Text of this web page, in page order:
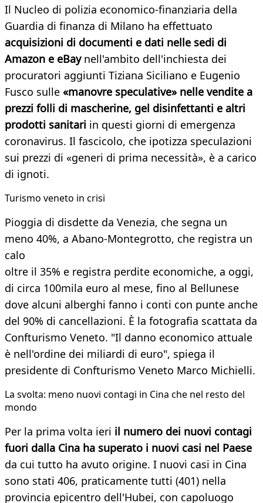
Il Nucleo di polizia economico-finanziaria della
Guardia di finanza di Milano ha effettuato
acquisizioni di documenti e dati nelle sedi di
Amazon e eBay nell'ambito dell'inchiesta dei
procuratori aggiunti Tiziana Siciliano e Eugenio
Fusco sulle «manovre speculative» nelle vendite a
prezzi folli di mascherine, gel disinfettanti e altri
prodotti sanitari in questi giorni di emergenza
coronavirus. Il fascicolo, che ipotizza speculazioni
sui prezzi di «generi di prima necessità», è a carico
di ignoti.
Turismo veneto in crisi
Pioggia di disdette da Venezia, che segna un
meno 40%, a Abano-Montegrotto, che registra un
calo
oltre il 35% e registra perdite economiche, a oggi,
di circa 100mila euro al mese, fino al Bellunese
dove alcuni alberghi fanno i conti con punte anche
del 90% di cancellazioni. È la fotografia scattata da
Confturismo Veneto. "Il danno economico attuale
è nell'ordine dei miliardi di euro", spiega il
presidente di Confturismo Veneto Marco Michielli.
La svolta: meno nuovi contagi in Cina che nel resto del
mondo
Per la prima volta ieri il numero dei nuovi contagi
fuori dalla Cina ha superato i nuovi casi nel Paese
da cui tutto ha avuto origine. I nuovi casi in Cina
sono stati 406, praticamente tutti (401) nella
provincia epicentro dell'Hubei, con capoluogo